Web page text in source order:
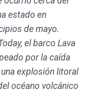
estado en
de mayo.
el barco Lava
por la caída
explosión litoral
océano volcánico